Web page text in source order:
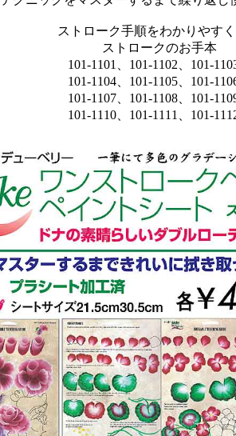
ストローク手順をわかりやす
ストロークのお手本
101-1101、101-1102、101-1103
101-1104、101-1105、101-1106
101-1107、101-1108、101-1109
101-1110、101-1111、101-1112